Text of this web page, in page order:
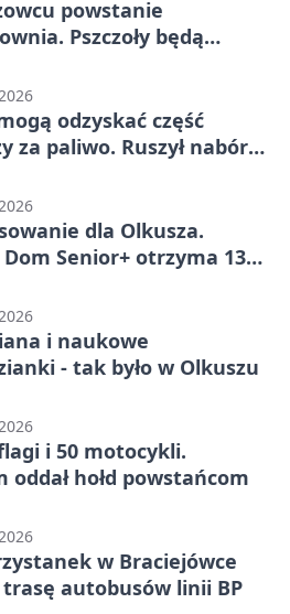
powstanie
Pszczoły będą
odzyskać część
za paliwo. Ruszył nabór
dla Olkusza.
Senior+ otrzyma 134
i naukowe
- tak było w Olkuszu
i 50 motocykli.
oddał hołd powstańcom
w Braciejówce
autobusów linii BP